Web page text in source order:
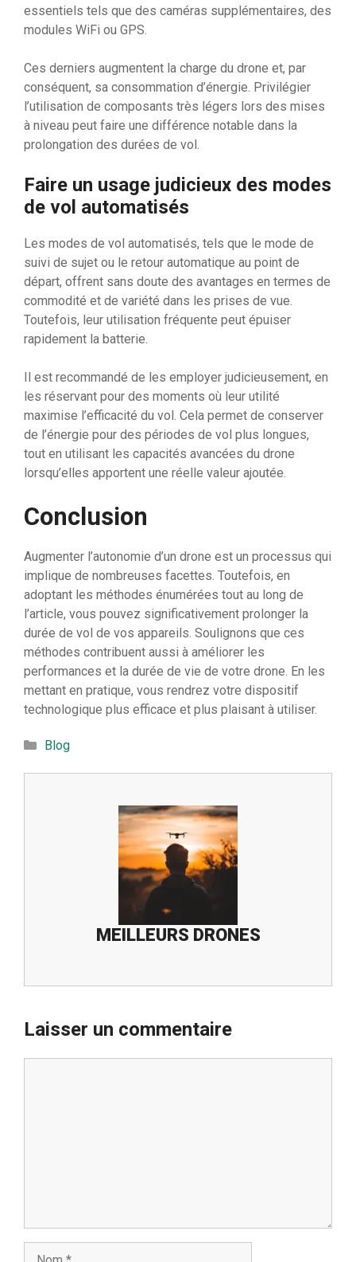
essentiels tels que des caméras supplémentaires, des
modules WiFi ou GPS.
Ces derniers augmentent la charge du drone et, par
conséquent, sa consommation d’énergie. Privilégier
l’utilisation de composants très légers lors des mises
à niveau peut faire une différence notable dans la
prolongation des durées de vol.
Faire un usage judicieux des modes
de vol automatisés
Les modes de vol automatisés, tels que le mode de
suivi de sujet ou le retour automatique au point de
départ, offrent sans doute des avantages en termes de
commodité et de variété dans les prises de vue.
Toutefois, leur utilisation fréquente peut épuiser
rapidement la batterie.
Il est recommandé de les employer judicieusement, en
les réservant pour des moments où leur utilité
maximise l’efficacité du vol. Cela permet de conserver
de l’énergie pour des périodes de vol plus longues,
tout en utilisant les capacités avancées du drone
lorsqu’elles apportent une réelle valeur ajoutée.
Conclusion
Augmenter l’autonomie d’un drone est un processus qui
implique de nombreuses facettes. Toutefois, en
adoptant les méthodes énumérées tout au long de
l’article, vous pouvez significativement prolonger la
durée de vol de vos appareils. Soulignons que ces
méthodes contribuent aussi à améliorer les
performances et la durée de vie de votre drone. En les
mettant en pratique, vous rendrez votre dispositif
technologique plus efficace et plus plaisant à utiliser.
Catégories
Blog
MEILLEURS DRONES
Laisser un commentaire